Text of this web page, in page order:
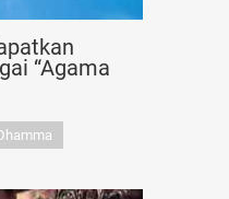
“Agama